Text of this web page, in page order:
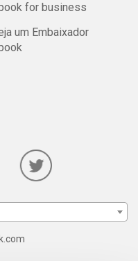
for business
um Embaixador